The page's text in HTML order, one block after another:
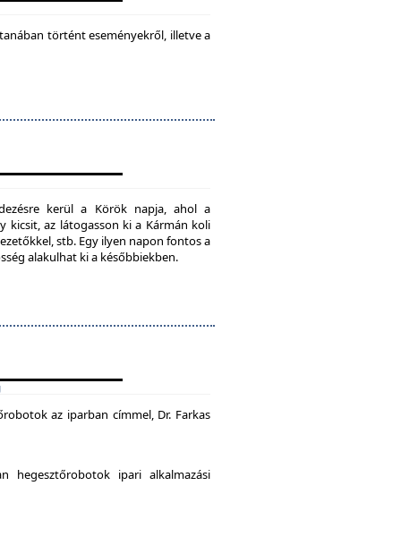
történt eseményekről, illetve a
kerül a Körök napja, ahol a
kicsit, az látogasson ki a Kármán koli
stb. Egy ilyen napon fontos a
alakulhat ki a későbbiekben.
az iparban címmel, Dr. Farkas
hegesztőrobotok ipari alkalmazási